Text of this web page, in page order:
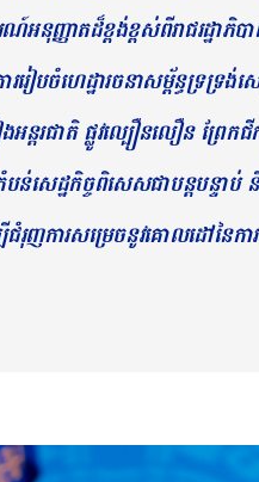
ញ្ញាត​ដ៏ខ្ពង់​ខ្ពស់​ពី​រាជ​រដ្ឋាភិប
ចំហេដ្ឋារចនាសម្ព័ន្ធ​​ទ្រទ្រង់​សេ
អន្តរជាតិ​ ផ្លូវ​ល្បឿនលឿន​ ព្រ
ន់​សេ​ដ្ឋ​​​កិច្ច​ពិសេស​ជា​បន្ត​បន្ទាប់
ជំរុញការ​សម្រេច​នូវ​គោល​ដៅ​នៃកា